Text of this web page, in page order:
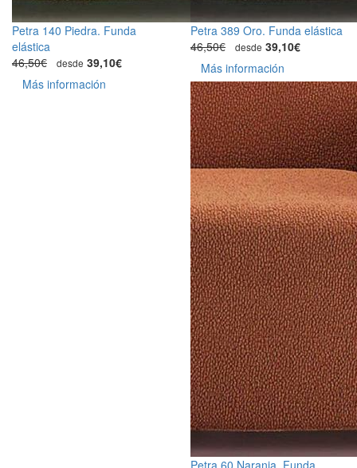
Petra 140 Piedra. Funda
elástica
46,50€
desde 39,10€
Más información
Petra 389 Oro. Funda elástica
46,50€
desde 39,10€
Más información
Petra 60 Naranja. Funda